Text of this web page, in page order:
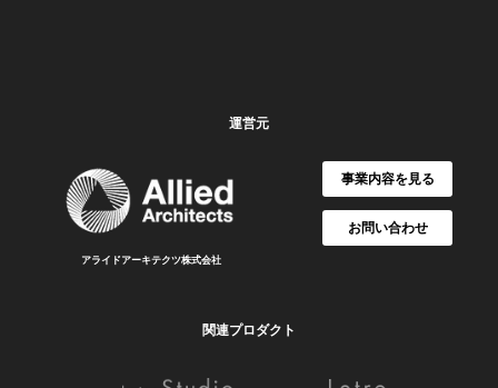
運営元
アライドアーキテクツ株式会社
事業内容を見る
お問い合わせ
関連プロダクト